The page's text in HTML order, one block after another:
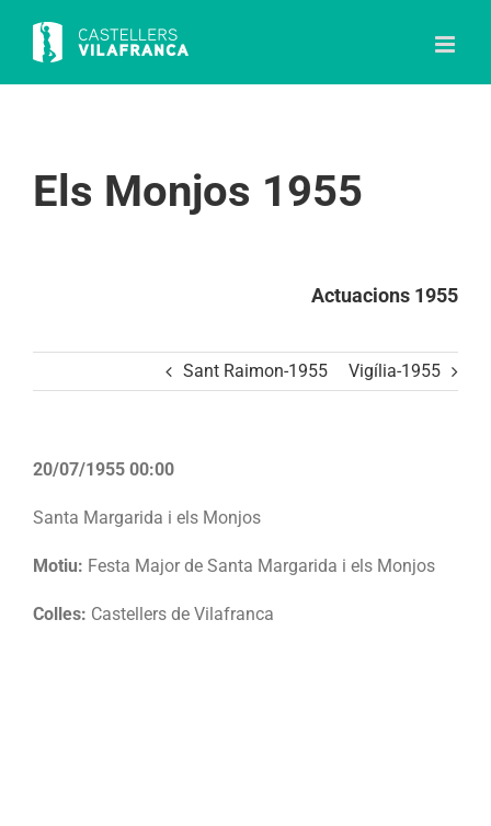
content
Els Monjos 1955
Actuacions 1955
Sant Raimon-1955 Vigília-1955
20/07/1955 00:00
Santa Margarida i els Monjos
Motiu: Festa Major de Santa Margarida i els Monjos
Colles: Castellers de Vilafranca